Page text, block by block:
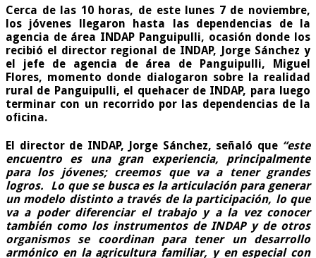
Cerca de las 10 horas, de este lunes 7 de noviembre,
los jóvenes llegaron hasta las dependencias de la
agencia de área INDAP Panguipulli, ocasión donde los
recibió el director regional de INDAP, Jorge Sánchez y
el jefe de agencia de área de Panguipulli, Miguel
Flores, momento donde dialogaron sobre la realidad
rural de Panguipulli, el quehacer de INDAP, para luego
terminar con un recorrido por las dependencias de la
oficina.
El director de INDAP, Jorge Sánchez, señaló que “este
encuentro es una gran experiencia, principalmente
para los jóvenes; creemos que va a tener grandes
logros. Lo que se busca es la articulación para generar
un modelo distinto a través de la participación, lo que
va a poder diferenciar el trabajo y a la vez conocer
también como los instrumentos de INDAP y de otros
organismos se coordinan para tener un desarrollo
armónico en la agricultura familiar, y en especial con